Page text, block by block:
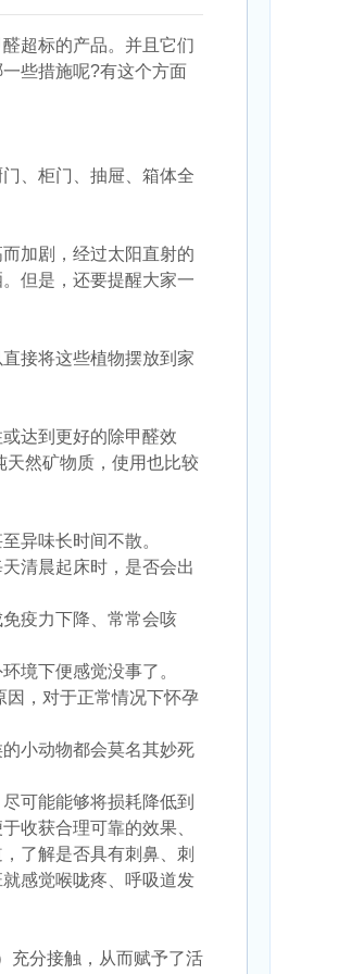
超标的产品。并且它们
些措施呢?有这个方面
、柜门、抽屉、箱体全
加剧，经过太阳直射的
但是，还要提醒大家一
接将这些植物摆放到家
达到更好的除甲醛效
然矿物质，使用也比较
异味长时间不散。
清晨起床时，是否会出
疫力下降、常常会咳
境下便感觉没事了。
因，对于正常情况下怀孕
小动物都会莫名其妙死
可能能够将损耗降低到
收获合理可靠的效果、
了解是否具有刺鼻、刺
感觉喉咙疼、呼吸道发
充分接触，从而赋予了活